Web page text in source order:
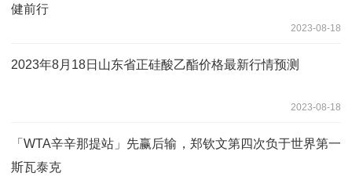
健前行
2023-08-18
2023年8月18日山东省正硅酸乙酯价格最新行情预测
2023-08-18
「WTA辛辛那提站」先赢后输，郑钦文第四次负于世界第一
斯瓦泰克